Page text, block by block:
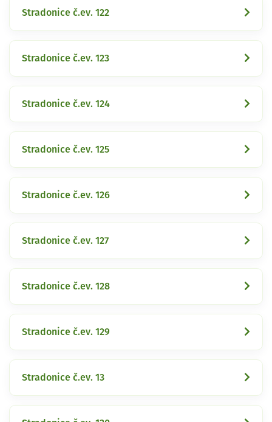
Stradonice č.ev. 122
Stradonice č.ev. 123
Stradonice č.ev. 124
Stradonice č.ev. 125
Stradonice č.ev. 126
Stradonice č.ev. 127
Stradonice č.ev. 128
Stradonice č.ev. 129
Stradonice č.ev. 13